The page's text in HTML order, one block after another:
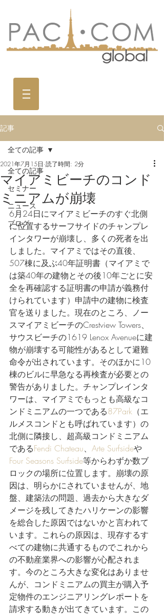
記事
全ての記事
セミナー
ニュース
ブログ
全ての記事
マイアミビーチのコンド
ミニアムが崩壊
2021年7月15日 読了時間: 2分
6月24日にマイアミビーチのすぐ北側
に位置するサーフサイドのチャンプレ
インタワーが崩壊し、多くの死者を出
しました。マイアミではその直後、
507棟に及ぶ40年証明書（マイアミで
は築40年の建物とその後10年ごとに安
全を再確認する証明書の申請が義務付
けられています）申請中の建物に検査
官を送りました。現在のところ、ノー
スマイアミビーチのCrestview Towers、
サウスビーチの1619 Lenox Avenueに建
物が崩壊する可能性があるとして避難
命令が出されています。そのほかに10
棟のビルに早急なる再検査が必要との
警告がありました。チャンプレインタ
ワーは、マイアミでもっとも高級なコ
ンドミニアムの一つである87Park （エ
ルメスコンドとも呼ばれています）の
北側に隣接し、超高級コンドミニアム
であるFendi Chateau、 Arte Surfsideや
Four Seasons Surfside等からわずか数ブ
ロックの場所に位置します。崩壊の原
因は、明らかにされていませんが、地
盤、建築法の問題、過去から大きなダ
メージを残してきたハリケーンの影響
を総合した原因ではないかと言われて
います。これらの原因は、現存するす
べての建物に共通するものでこれから
の不動産業界への影響が心配されま
す。今のところ大きな変化はありませ
んが、コンドミニアムの買主が購入予
定物件のエンジニアリングレポートを
請求する動きが出てきています。この